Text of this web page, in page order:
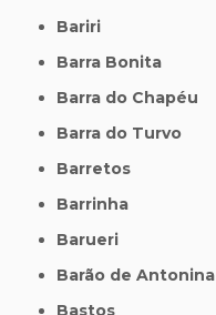
Bariri
Barra Bonita
Barra do Chapéu
Barra do Turvo
Barretos
Barrinha
Barueri
Barão de Antonina
Bastos